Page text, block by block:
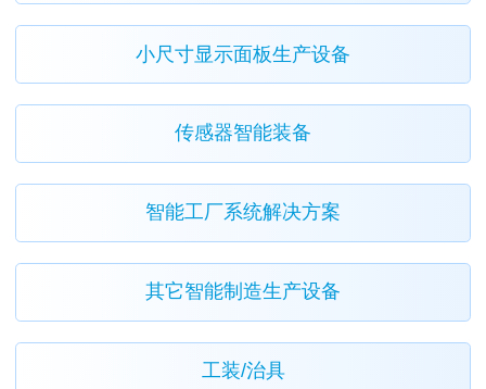
小尺寸显示面板生产设备
传感器智能装备
智能工厂系统解决方案
其它智能制造生产设备
工装/治具